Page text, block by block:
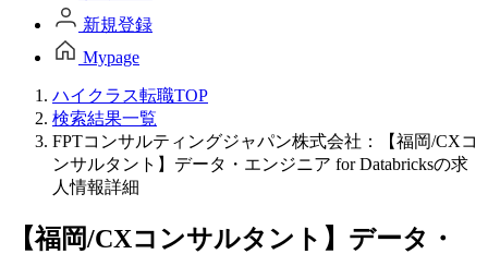
新規登録
Mypage
ハイクラス転職TOP
検索結果一覧
FPTコンサルティングジャパン株式会社：【福岡/CXコ
ンサルタント】データ・エンジニア for Databricksの求
人情報詳細
【福岡/CXコンサルタント】データ・